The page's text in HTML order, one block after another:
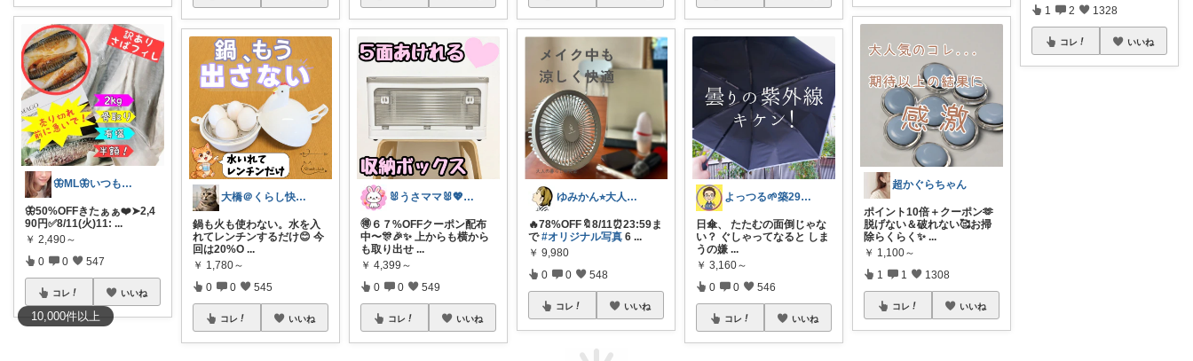
10,000件以上
🦋ML🦋いつもありがとう💓
🦋50%OFFきたぁぁ❤️➤2,4
90円✅8/11(火)11: ...
￥ 2,490～
0 0 547
コレ いいね
大橋＠くらし快適LAB🌿
鍋も火も使わない。水を入
れてレンチンするだけ😊 今
回は20%O ...
￥ 1,780～
0 0 545
コレ いいね
🐰うさママ🐰💖キッズ・ママの日常✨
🉐６７%OFFクーポン配布
中〜🎊🎉✨ 上からも横から
も取り出せ ...
￥ 4,399～
0 0 549
コレ いいね
ゆみかん⭐︎大人の暮らし研究室
🔥78%OFF🔖8/11⏰23:59ま
で#オリジナル写真 6 ...
￥ 9,980
0 0 548
コレ いいね
よっつる🌱築29年オシャレ改造発信中！
日傘、 たたむの面倒じゃな
い？ ぐしゃってなると しま
うの嫌 ...
￥ 3,160～
0 0 546
コレ いいね
超かぐらちゃん
ポイント10倍＋クーポン🫶
脱げない＆破れない🥰お掃
除らくらく✨ ...
￥ 1,100～
1 1 1308
コレ いいね
1 2 1328
コレ いいね